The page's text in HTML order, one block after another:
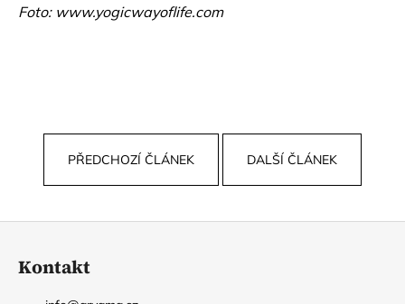
Foto: www.yogicwayoflife.com
PŘEDCHOZÍ ČLÁNEK DALŠÍ ČLÁNEK
Z
Kontakt